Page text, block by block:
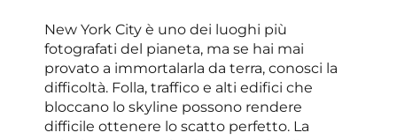
New York City è uno dei luoghi più
fotografati del pianeta, ma se hai mai
provato a immortalarla da terra, conosci la
difficoltà. Folla, traffico e alti edifici che
bloccano lo skyline possono rendere
difficile ottenere lo scatto perfetto. La